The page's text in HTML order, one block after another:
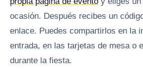
ocasión. Después recibes un
enlace. Puedes compartirlos en la
entrada, en las tarjetas de mesa o
durante la fiesta.